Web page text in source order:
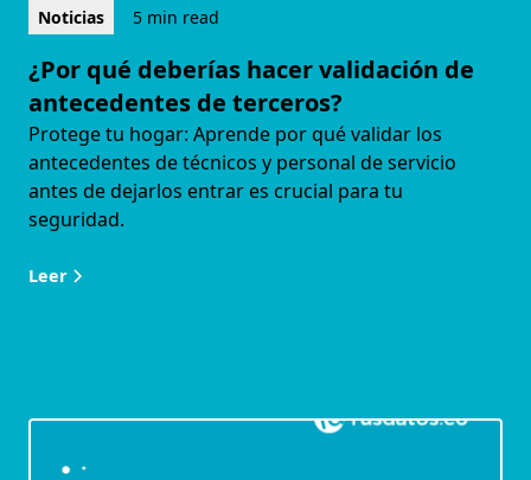
Noticias 5 min read
¿Por qué deberías hacer validación de
antecedentes de terceros?
Protege tu hogar: Aprende por qué validar los
antecedentes de técnicos y personal de servicio
antes de dejarlos entrar es crucial para tu
seguridad.
Leer